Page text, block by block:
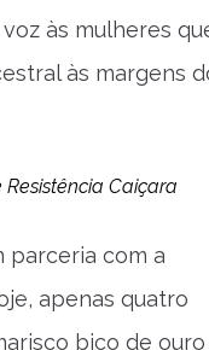
às mulheres
às margens
Caiçara
parceria com a
apenas quatro
bico de ouro